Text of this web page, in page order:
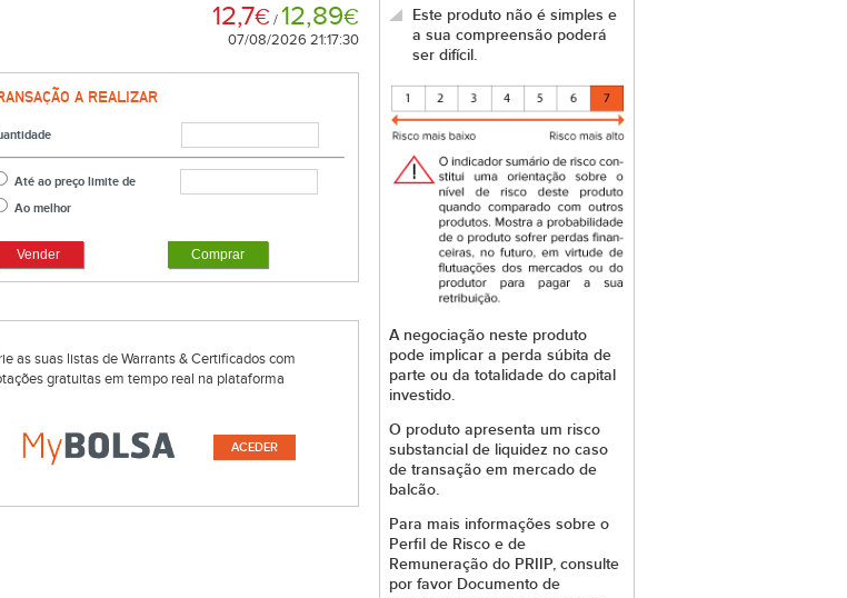
12,7€/12,89€
07/08/2026 21:17:30
A REALIZAR
Até ao preço limite de
Ao melhor
Vender Comprar
as suas listas de Warrants & Certificados com
gratuitas em tempo real na plataforma
ACEDER
Este produto não é simples e
a sua compreensão poderá
ser difícil.
A negociação neste produto
pode implicar a perda súbita de
parte ou da totalidade do capital
investido.
O produto apresenta um risco
substancial de liquidez no caso
de transação em mercado de
balcão.
Para mais informações sobre o
Perfil de Risco e de
Remuneração do PRIIP, consulte
por favor Documento de